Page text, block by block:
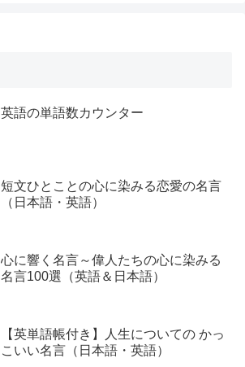
英語の単語数カウンター
短文ひとことの心に染みる恋愛の名言
（日本語・英語）
心に響く名言～偉人たちの心に染みる
名言100選（英語＆日本語）
【英単語帳付き】人生についての かっ
こいい名言（日本語・英語）